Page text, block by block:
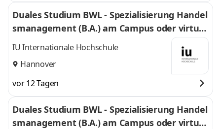
Duales Studium BWL - Spezialisierung Handel
smanagement (B.A.) am Campus oder virtuel
l
IU Internationale Hochschule
Hannover
vor 12 Tagen
Duales Studium BWL - Spezialisierung Handel
smanagement (B.A.) am Campus oder virtuel